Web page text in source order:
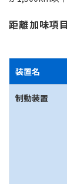
距離加味項目
装置名
制動装置